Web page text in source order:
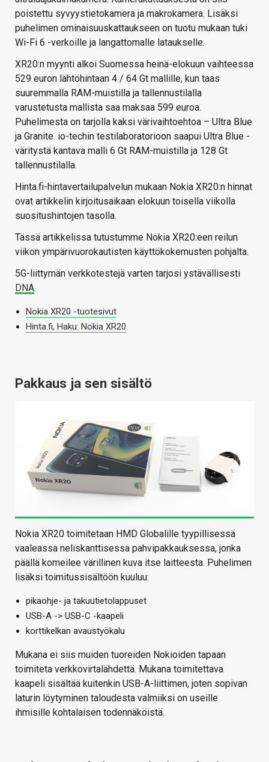
poistettu syvyystietokamera ja makrokamera. Lisäksi
puhelimen ominaisuuskattaukseen on tuotu mukaan tuki
Wi-Fi 6 -verkoille ja langattomalle lataukselle.
XR20:n myynti alkoi Suomessa heinä-elokuun vaihteessa
529 euron lähtöhintaan 4 / 64 Gt mallille, kun taas
suuremmalla RAM-muistilla ja tallennustilalla
varustetusta mallista saa maksaa 599 euroa.
Puhelimesta on tarjolla kaksi värivaihtoehtoa – Ultra Blue
ja Granite. io-techin testilaboratorioon saapui Ultra Blue -
väritystä kantava malli 6 Gt RAM-muistilla ja 128 Gt
tallennustilalla.
Hinta.fi-hintavertailupalvelun mukaan Nokia XR20:n hinnat
ovat artikkelin kirjoitusaikaan elokuun toisella viikolla
suositushintojen tasolla.
Tässä artikkelissa tutustumme Nokia XR20:een reilun
viikon ympärivuorokautisten käyttökokemusten pohjalta.
5G-liittymän verkkotestejä varten tarjosi ystävällisesti
DNA.
Nokia XR20 -tuotesivut
Hinta.fi, Haku: Nokia XR20
Pakkaus ja sen sisältö
Nokia XR20 toimitetaan HMD Globalille tyypillisessä
vaaleassa neliskanttisessa pahvipakkauksessa, jonka
päällä komeilee värillinen kuva itse laitteesta. Puhelimen
lisäksi toimitussisältöön kuuluu:
pikaohje- ja takuutietolappuset
USB-A -> USB-C -kaapeli
korttikelkan avaustyökalu
Mukana ei siis muiden tuoreiden Nokioiden tapaan
toimiteta verkkovirtalähdettä. Mukana toimitettava
kaapeli sisältää kuitenkin USB-A-liittimen, joten sopivan
laturin löytyminen taloudesta valmiiksi on useille
ihmisille kohtalaisen todennäköistä.